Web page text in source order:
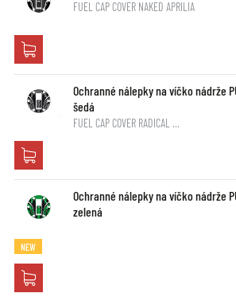
FUEL CAP COVER NAKED APRILIA
Ochranné nálepky na víčko nádrže
šedá
FUEL CAP COVER RADICAL …
Ochranné nálepky na víčko nádrže
zelená
NEW